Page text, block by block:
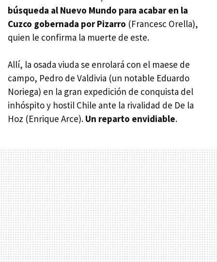
búsqueda al Nuevo Mundo para acabar en la
Cuzco gobernada por Pizarro (Francesc Orella),
quien le confirma la muerte de este.
Allí, la osada viuda se enrolará con el maese de
campo, Pedro de Valdivia (un notable Eduardo
Noriega) en la gran expedición de conquista del
inhóspito y hostil Chile ante la rivalidad de De la
Hoz (Enrique Arce). Un reparto envidiable.